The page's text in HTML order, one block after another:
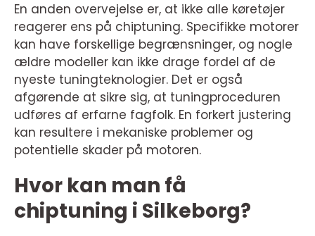
En anden overvejelse er, at ikke alle køretøjer
reagerer ens på chiptuning. Specifikke motorer
kan have forskellige begrænsninger, og nogle
ældre modeller kan ikke drage fordel af de
nyeste tuningteknologier. Det er også
afgørende at sikre sig, at tuningproceduren
udføres af erfarne fagfolk. En forkert justering
kan resultere i mekaniske problemer og
potentielle skader på motoren.
Hvor kan man få
chiptuning i Silkeborg?